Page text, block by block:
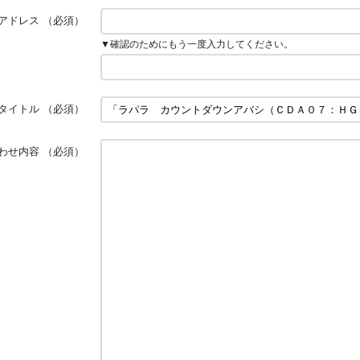
ドレス （必須）
▼確認のためにもう一度入力してください。
イトル （必須）
せ内容 （必須）